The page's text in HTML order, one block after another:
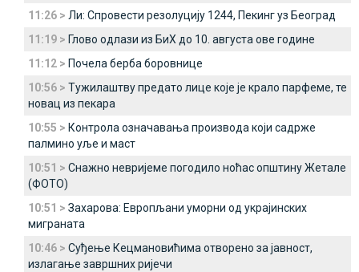
11:26 > Ли: Спровести резолуцију 1244, Пекинг уз Београд
11:19 > Глово одлази из БиХ до 10. августа ове године
11:12 > Почела берба боровнице
10:56 > Тужилаштву предато лице које је крало парфеме, те
новац из пекара
10:55 > Контрола означавања производа који садрже
палмино уље и маст
10:51 > Снажно невријеме погодило ноћас општину Жетале
(ФОТО)
10:51 > Захарова: Европљани уморни од украјинских
миграната
10:46 > Суђење Кецмановићима отворено за јавност,
излагање завршних ријечи